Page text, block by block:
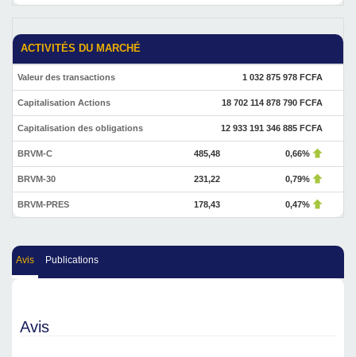
ACTIVITÉS DU MARCHÉ
Valeur des transactions 1 032 875 978 FCFA
Capitalisation Actions 18 702 114 878 790 FCFA
Capitalisation des obligations 12 933 191 346 885 FCFA
BRVM-C 485,48 0,66%
BRVM-30 231,22 0,79%
BRVM-PRES 178,43 0,47%
Avis Publications
Avis